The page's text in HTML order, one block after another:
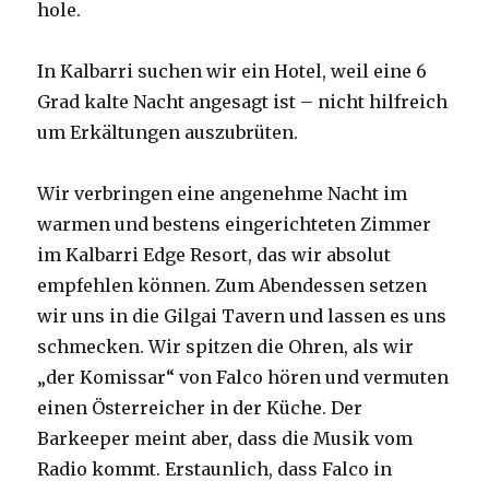
hole.
In Kalbarri suchen wir ein Hotel, weil eine 6
Grad kalte Nacht angesagt ist – nicht hilfreich
um Erkältungen auszubrüten.
Wir verbringen eine angenehme Nacht im
warmen und bestens eingerichteten Zimmer
im Kalbarri Edge Resort, das wir absolut
empfehlen können. Zum Abendessen setzen
wir uns in die Gilgai Tavern und lassen es uns
schmecken. Wir spitzen die Ohren, als wir
„der Komissar“ von Falco hören und vermuten
einen Österreicher in der Küche. Der
Barkeeper meint aber, dass die Musik vom
Radio kommt. Erstaunlich, dass Falco in